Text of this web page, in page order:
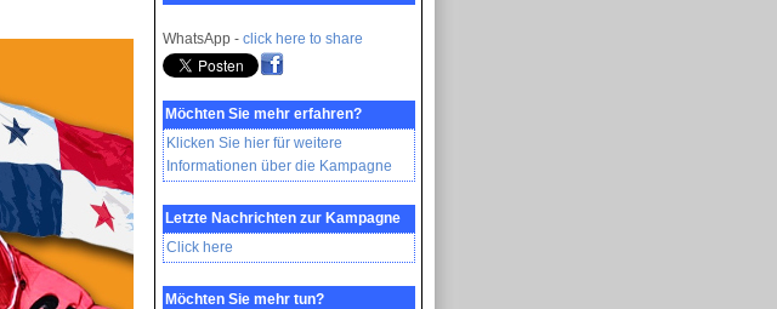
WhatsApp - click here to share
Möchten Sie mehr erfahren?
Klicken Sie hier für weitere
Informationen über die Kampagne
Letzte Nachrichten zur Kampagne
Click here
Möchten Sie mehr tun?